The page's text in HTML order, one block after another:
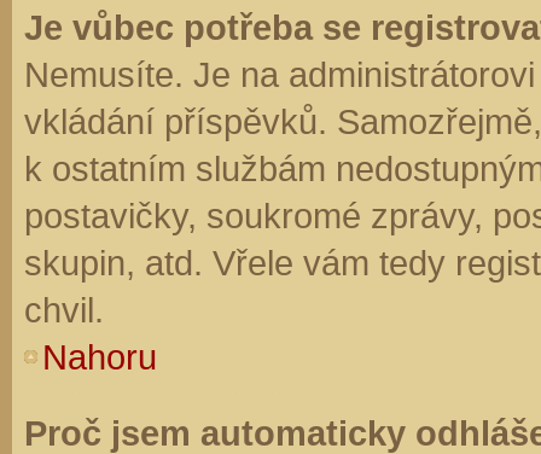
Je vůbec potřeba se
Nemusíte. Je na
vkládání příspěvků.
k ostatním službám
postavičky, soukromé zprávy,
skupin, atd. Vřele vám tedy
chvil.
Nahoru
Proč jsem automaticky